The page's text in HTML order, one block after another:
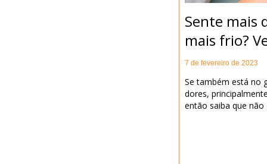
Sente mais
mais frio?
7 de fevereiro de 2023
Se também está no
dores,
então saiba que não